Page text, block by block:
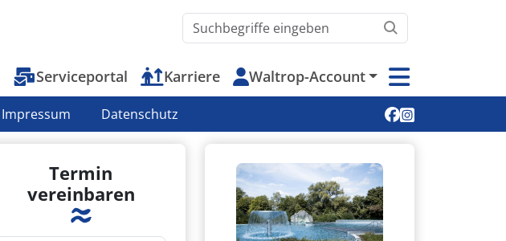
Waltrop.de durchsuchen
Serviceportal Karriere Waltrop-Account
Impressum Datenschutz Soziale Medien
Termin
vereinbaren